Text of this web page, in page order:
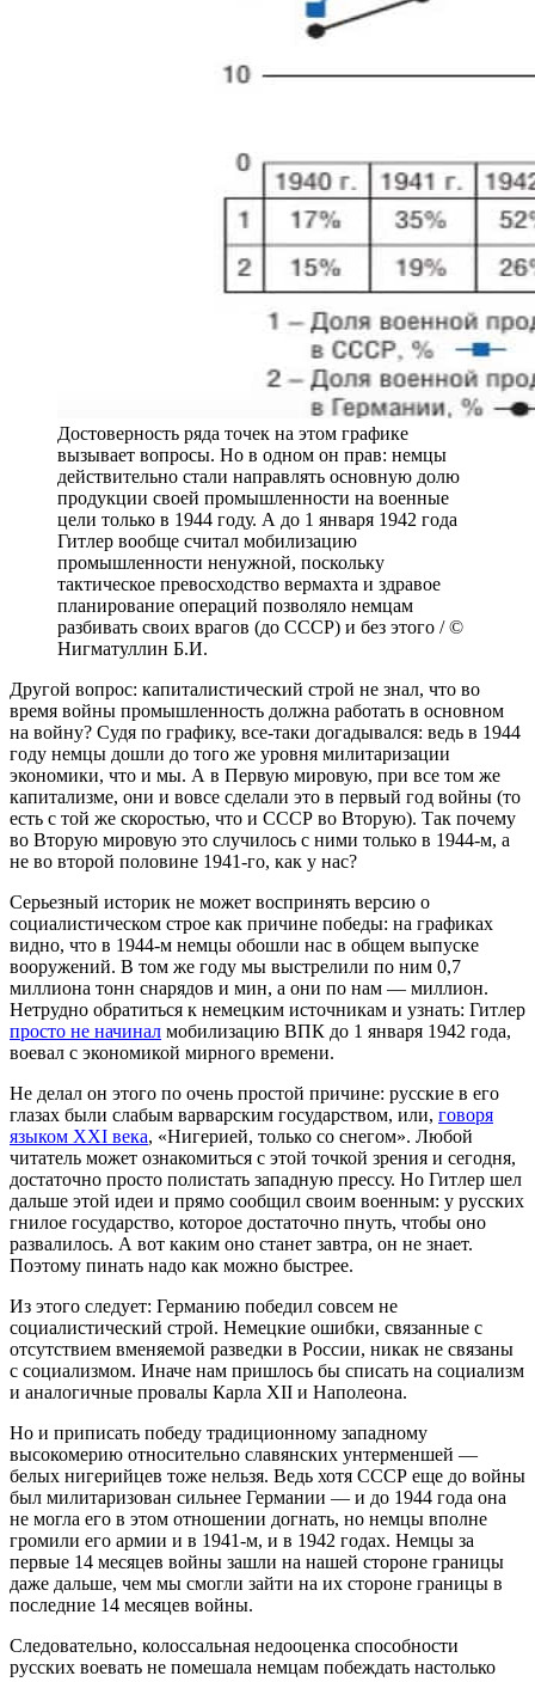
Достоверность ряда точек на этом графике
вызывает вопросы. Но в одном он прав: немцы
действительно стали направлять основную долю
продукции своей промышленности на военные
цели только в 1944 году. А до 1 января 1942 года
Гитлер вообще считал мобилизацию
промышленности ненужной, поскольку
тактическое превосходство вермахта и здравое
планирование операций позволяло немцам
разбивать своих врагов (до СССР) и без этого / ©
Нигматуллин Б.И.
Другой вопрос: капиталистический строй не знал, что во
время войны промышленность должна работать в основном
на войну? Судя по графику, все-таки догадывался: ведь в 1944
году немцы дошли до того же уровня милитаризации
экономики, что и мы. А в Первую мировую, при все том же
капитализме, они и вовсе сделали это в первый год войны (то
есть с той же скоростью, что и СССР во Вторую). Так почему
во Вторую мировую это случилось с ними только в 1944-м, а
не во второй половине 1941-го, как у нас?
Серьезный историк не может воспринять версию о
социалистическом строе как причине победы: на графиках
видно, что в 1944-м немцы обошли нас в общем выпуске
вооружений. В том же году мы выстрелили по ним 0,7
миллиона тонн снарядов и мин, а они по нам — миллион.
Нетрудно обратиться к немецким источникам и узнать: Гитлер
просто не начинал мобилизацию ВПК до 1 января 1942 года,
воевал с экономикой мирного времени.
Не делал он этого по очень простой причине: русские в его
глазах были слабым варварским государством, или, говоря
языком XXI века, «Нигерией, только со снегом». Любой
читатель может ознакомиться с этой точкой зрения и сегодня,
достаточно просто полистать западную прессу. Но Гитлер шел
дальше этой идеи и прямо сообщил своим военным: у русских
гнилое государство, которое достаточно пнуть, чтобы оно
развалилось. А вот каким оно станет завтра, он не знает.
Поэтому пинать надо как можно быстрее.
Из этого следует: Германию победил совсем не
социалистический строй. Немецкие ошибки, связанные с
отсутствием вменяемой разведки в России, никак не связаны
с социализмом. Иначе нам пришлось бы списать на социализм
и аналогичные провалы Карла XII и Наполеона.
Но и приписать победу традиционному западному
высокомерию относительно славянских унтерменшей —
белых нигерийцев тоже нельзя. Ведь хотя СССР еще до войны
был милитаризован сильнее Германии — и до 1944 года она
не могла его в этом отношении догнать, но немцы вполне
громили его армии и в 1941-м, и в 1942 годах. Немцы за
первые 14 месяцев войны зашли на нашей стороне границы
даже дальше, чем мы смогли зайти на их стороне границы в
последние 14 месяцев войны.
Следовательно, колоссальная недооценка способности
русских воевать не помешала немцам побеждать настолько